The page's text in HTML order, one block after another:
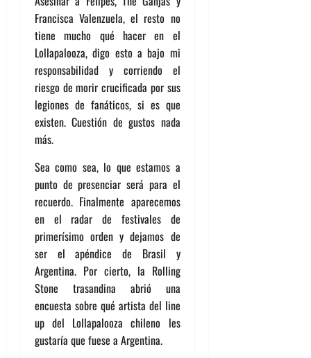
Francisca Valenzuela, el resto no
tiene mucho qué hacer en el
Lollapalooza, digo esto a bajo mi
responsabilidad y corriendo el
riesgo de morir crucificada por sus
legiones de fanáticos, si es que
existen. Cuestión de gustos nada
más.
Sea como sea, lo que estamos a
punto de presenciar será para el
recuerdo. Finalmente aparecemos
en el radar de festivales de
primerísimo orden y dejamos de
ser el apéndice de Brasil y
Argentina. Por cierto, la Rolling
Stone trasandina abrió una
encuesta sobre qué artista del line
up del Lollapalooza chileno les
gustaría que fuese a Argentina.